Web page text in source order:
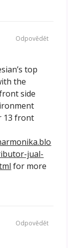
top
the
side
13 front
jual-
for more
Odpovědět
Odpovědět